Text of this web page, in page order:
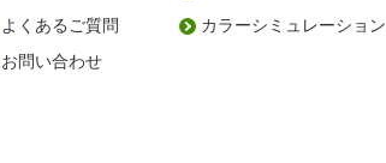
よくあるご質問
お問い合わせ
カラーシミュレーション